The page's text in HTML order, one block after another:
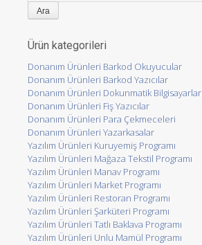
Ürün kategorileri
Donanım Ürünleri Barkod Okuyucular
Donanım Ürünleri Barkod Yazıcılar
Donanım Ürünleri Dokunmatik Bilgisayarlar
Donanım Ürünleri Fiş Yazıcılar
Donanım Ürünleri Para Çekmeceleri
Donanım Ürünleri Yazarkasalar
Yazılım Ürünleri Kuruyemiş Programı
Yazılım Ürünleri Mağaza Tekstil Programı
Yazılım Ürünleri Manav Programı
Yazılım Ürünleri Market Programı
Yazılım Ürünleri Restoran Programı
Yazılım Ürünleri Şarküteri Programı
Yazılım Ürünleri Tatlı Baklava Programı
Yazılım Ürünleri Unlu Mamül Programı